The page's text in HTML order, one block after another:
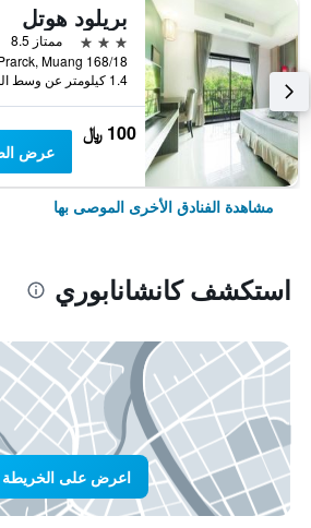
بريلود هوتل
3 نجوم
ممتاز 8.5
1.4 كيلومتر عن وسط المدينة
100 ﷼
عرض
مشاهدة الفنادق الأخرى الموصى بها
استكشف كانشانابوري
اعرض على الخريطة